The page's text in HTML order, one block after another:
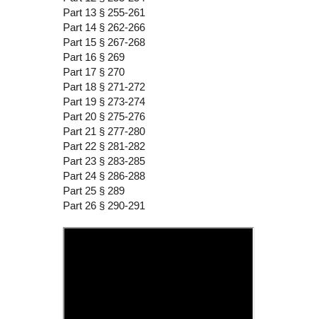
Part 13 § 255-261
Part 14 § 262-266
Part 15 § 267-268
Part 16 § 269
Part 17 § 270
Part 18 § 271-272
Part 19 § 273-274
Part 20 § 275-276
Part 21 § 277-280
Part 22 § 281-282
Part 23 § 283-285
Part 24 § 286-288
Part 25 § 289
Part 26 § 290-291